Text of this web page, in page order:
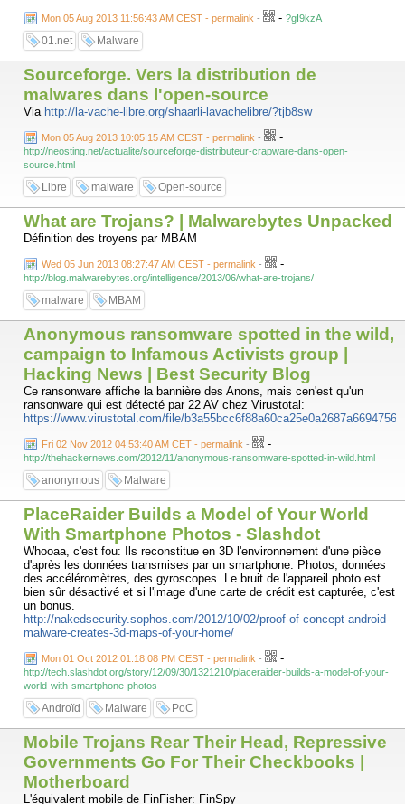
Mon 05 Aug 2013 11:56:43 AM CEST - permalink - - ?gI9kzA
01.net Malware
Sourceforge. Vers la distribution de
malwares dans l'open-source
Via http://la-vache-libre.org/shaarli-lavachelibre/?tjb8sw
Mon 05 Aug 2013 10:05:15 AM CEST - permalink - -
http://neosting.net/actualite/sourceforge-distributeur-crapware-dans-open-
source.html
Libre malware Open-source
What are Trojans? | Malwarebytes Unpacked
Définition des troyens par MBAM
Wed 05 Jun 2013 08:27:47 AM CEST - permalink - -
http://blog.malwarebytes.org/intelligence/2013/06/what-are-trojans/
malware MBAM
Anonymous ransomware spotted in the wild,
campaign to Infamous Activists group |
Hacking News | Best Security Blog
Ce ransonware affiche la bannière des Anons, mais cen'est qu'un
ransonware qui est détecté par 22 AV chez Virustotal:
https://www.virustotal.com/file/
Fri 02 Nov 2012 04:53:40 AM CET - permalink - -
http://thehackernews.com/2012/11/anonymous-ransomware-spotted-in-wild.html
anonymous Malware
PlaceRaider Builds a Model of Your World
With Smartphone Photos - Slashdot
Whooaa, c'est fou: Ils reconstitue en 3D l'environnement d'une pièce
d'après les données transmises par un smartphone. Photos, données
des accéléromètres, des gyroscopes. Le bruit de l'appareil photo est
bien sûr désactivé et si l'image d'une carte de crédit est capturée, c'est
un bonus.
http://nakedsecurity.sophos.com/2012/10/02/proof-of-concept-android-
malware-creates-3d-maps-of-your-home/
Mon 01 Oct 2012 01:18:08 PM CEST - permalink - -
http://tech.slashdot.org/story/12/09/30/1321210/placeraider-builds-a-model-of-your-
world-with-smartphone-photos
Androïd Malware PoC
Mobile Trojans Rear Their Head, Repressive
Governments Go For Their Checkbooks |
Motherboard
L'équivalent mobile de FinFisher: FinSpy